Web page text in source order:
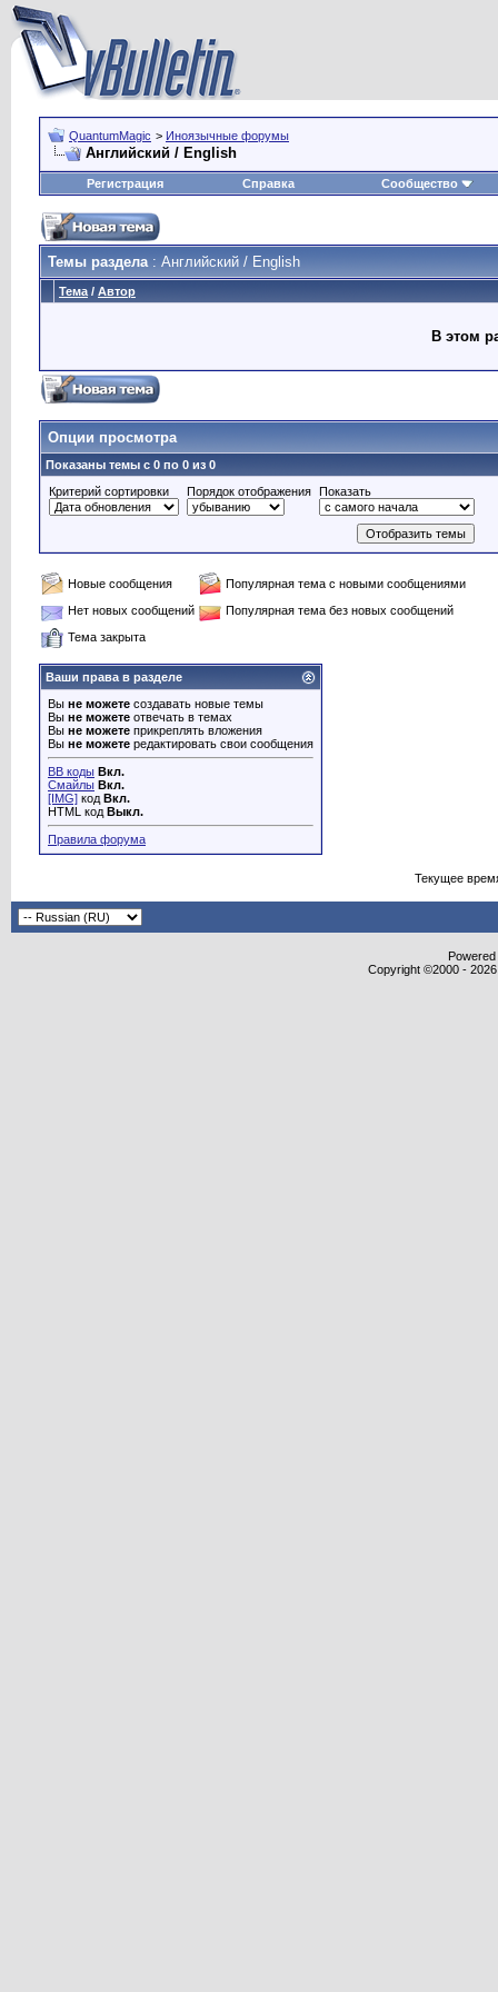
QuantumMagic > Иноязычные форумы
Английский / English
Регистрация Справка Сообщество
Темы раздела: Английский / English
Тема / Автор
В этом
Опции просмотра
Показаны темы с 0 по 0 из 0
Критерий сортировки
Порядок отображения Показать
Новые сообщения
Популярная тема с новыми сообщениями
Нет новых сообщений
Популярная тема без новых сообщений
Тема закрыта
Ваши права в разделе
Вы не можете создавать новые темы
Вы не можете отвечать в темах
Вы не можете прикреплять вложения
Вы не можете редактировать свои сообщения
BB коды Вкл.
Смайлы Вкл.
[IMG] код Вкл.
HTML код Выкл.
Правила форума
Текущее
Copyright ©2000 -